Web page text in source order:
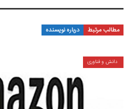
مطالب مرتبط درباره نویسنده
دانش و فناوری